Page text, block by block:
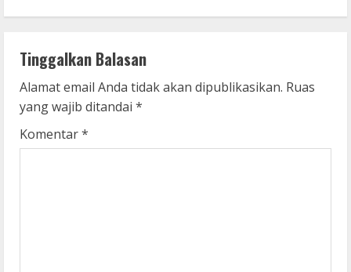
i
n
u
e
R
Tinggalkan Balasan
Alamat email Anda tidak akan dipublikasikan. Ruas
yang wajib ditandai *
Komentar*